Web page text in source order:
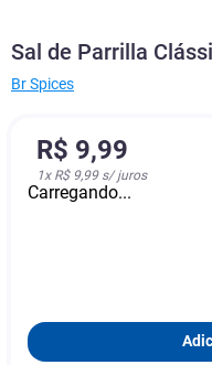
Sal de Parrilla
Br Spices
R$ 9,99
1x R$ 9,99s/ juros
Carregando...